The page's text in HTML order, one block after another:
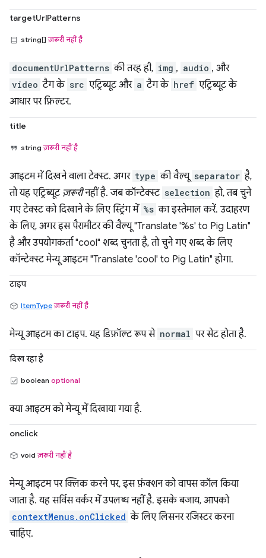
targetUrlPatterns
string[]ज़रूरी नहीं है
documentUrlPatterns की तरह ही, img , audio , और
video टैग के src एट्रिब्यूट और a टैग के href एट्रिब्यूट के
आधार पर फ़िल्टर.
title
stringज़रूरी नहीं है
आइटम में दिखने वाला टेक्स्ट. अगर type की वैल्यू separator है,
तो यह एट्रिब्यूट ज़रूरीनहीं है. जब कॉन्टेक्स्ट selection हो, तब चुने
गए टेक्स्ट को दिखाने के लिए स्ट्रिंग में %s का इस्तेमाल करें. उदाहरण
के लिए, अगर इस पैरामीटर की वैल्यू "Translate '%s' to Pig Latin"
है और उपयोगकर्ता "cool" शब्द चुनता है, तो चुने गए शब्द के लिए
कॉन्टेक्स्ट मेन्यू आइटम "Translate 'cool' to Pig Latin" होगा.
टाइप
ItemType ज़रूरी नहीं है
मेन्यू आइटम का टाइप. यह डिफ़ॉल्ट रूप से normal पर सेट होता है.
दिख रहा है
boolean optional
क्या आइटम को मेन्यू में दिखाया गया है.
onclick
voidज़रूरी नहीं है
मेन्यू आइटम पर क्लिक करने पर, इस फ़ंक्शन को वापस कॉल किया
जाता है. यह सर्विस वर्कर में उपलब्ध नहीं है. इसके बजाय, आपको
contextMenus.onClicked के लिए लिसनर रजिस्टर करना
चाहिए.